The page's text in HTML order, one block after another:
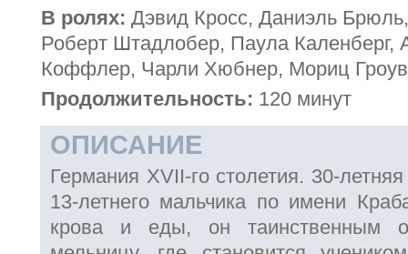
В ролях: Дэвид Кросс, Даниэль
Роберт Штадлобер, Паула Каленберг,
Коффлер, Чарли Хюбнер, Мориц
Продолжительность: 120 минут
ОПИСАНИЕ
Германия XVII-го столетия. 30-
13-летнего мальчика по имени
крова и еды, он таинственным